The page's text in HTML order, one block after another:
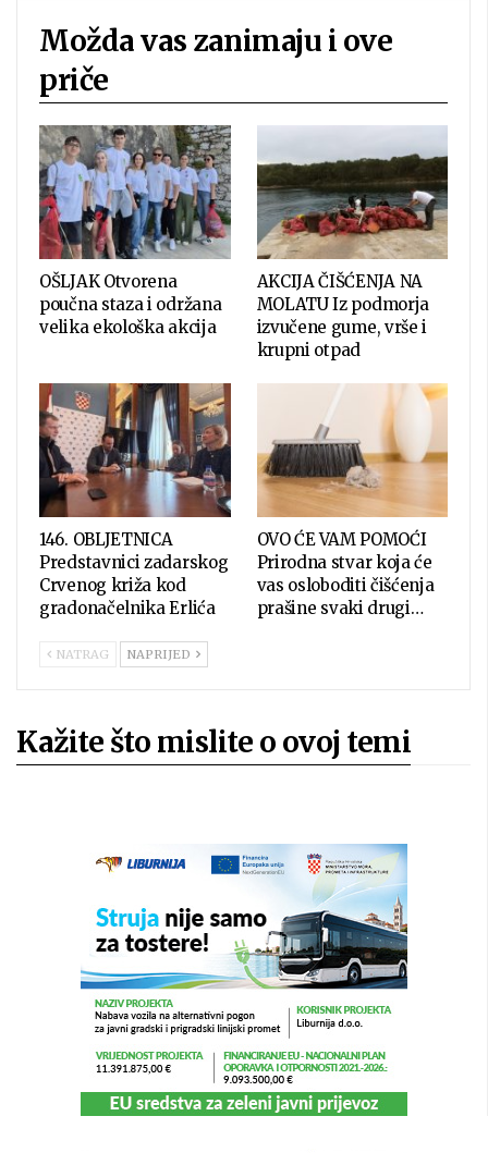
Možda vas zanimaju i ove
priče
OŠLJAK Otvorena
poučna staza i održana
velika ekološka akcija
AKCIJA ČIŠĆENJA NA
MOLATU Iz podmorja
izvučene gume, vrše i
krupni otpad
146. OBLJETNICA
Predstavnici zadarskog
Crvenog križa kod
gradonačelnika Erlića
OVO ĆE VAM POMOĆI
Prirodna stvar koja će
vas osloboditi čišćenja
prašine svaki drugi…
NATRAG NAPRIJED
Kažite što mislite o ovoj temi